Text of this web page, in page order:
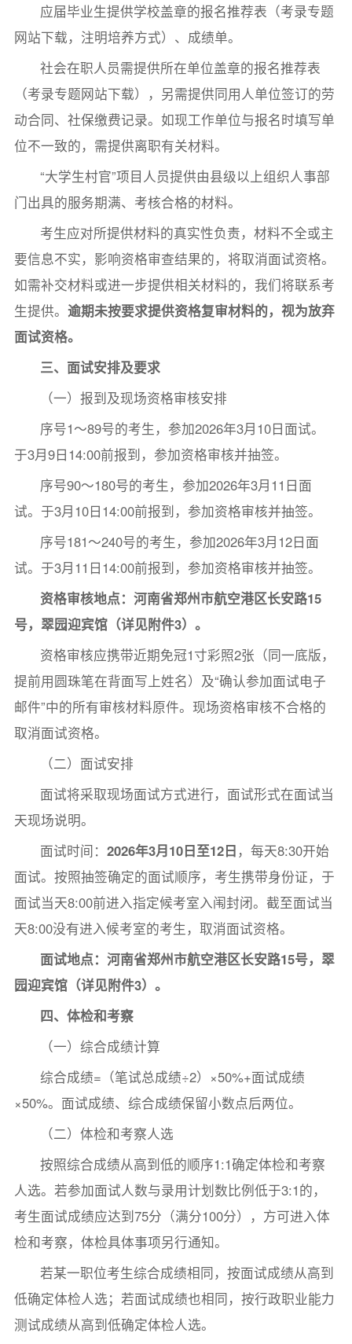
应届毕业生提供学校盖章的报名推荐表（考录专题
网站下载，注明培养方式）、成绩单。
社会在职人员需提供所在单位盖章的报名推荐表
（考录专题网站下载），另需提供同用人单位签订的劳
动合同、社保缴费记录。如现工作单位与报名时填写单
位不一致的，需提供离职有关材料。
“大学生村官”项目人员提供由县级以上组织人事部
门出具的服务期满、考核合格的材料。
考生应对所提供材料的真实性负责，材料不全或主
要信息不实，影响资格审查结果的，将取消面试资格。
如需补交材料或进一步提供相关材料的，我们将联系考
生提供。 逾期未按要求提供资格复审材料的，视为放弃
面试资格。
三、面试安排及要求
（一）报到及现场资格审核安排
序号1～89号的考生，参加2026年3月10日面试。
于3月9日14:00前报到，参加资格审核并抽签。
序号90～180号的考生，参加2026年3月11日面
试。于3月10日14:00前报到，参加资格审核并抽签。
序号181～240号的考生，参加2026年3月12日面
试。于3月11日14:00前报到，参加资格审核并抽签。
资格审核地点：河南省郑州市航空港区长安路15
号，翠园迎宾馆（详见附件3）。
资格审核应携带近期免冠1寸彩照2张（同一底版，
提前用圆珠笔在背面写上姓名）及“确认参加面试电子
邮件”中的所有审核材料原件。现场资格审核不合格的
取消面试资格。
（二）面试安排
面试将采取现场面试方式进行，面试形式在面试当
天现场说明。
面试时间：2026年3月10日至12日 ，每天8:30开始
面试。按照抽签确定的面试顺序，考生携带身份证，于
面试当天8:00前进入指定候考室入闱封闭。截至面试当
天8:00没有进入候考室的考生，取消面试资格。
面试地点：河南省郑州市航空港区长安路15号，翠
园迎宾馆（详见附件3）。
四、体检和考察
（一）综合成绩计算
综合成绩=（笔试总成绩÷2）×50%+面试成绩
×50%。面试成绩、综合成绩保留小数点后两位。
（二）体检和考察人选
按照综合成绩从高到低的顺序1:1确定体检和考察
人选。若参加面试人数与录用计划数比例低于3:1的，
考生面试成绩应达到75分（满分100分），方可进入体
检和考察，体检具体事项另行通知。
若某一职位考生综合成绩相同，按面试成绩从高到
低确定体检人选；若面试成绩也相同，按行政职业能力
测试成绩从高到低确定体检人选。